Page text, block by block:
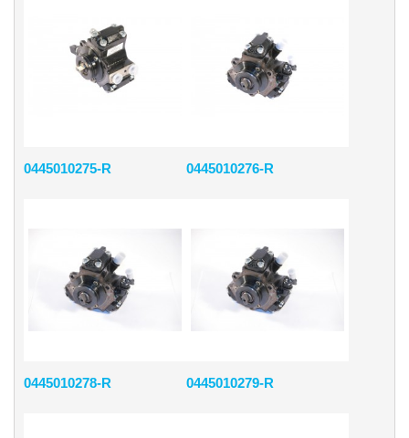
0445010275-R 0445010276-R
0445010278-R 0445010279-R